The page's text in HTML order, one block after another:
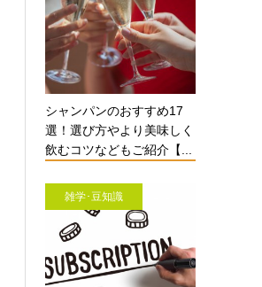
シャンパンのおすすめ17
選！選び方やより美味しく
飲むコツなどもご紹介【...
雑学･豆知識